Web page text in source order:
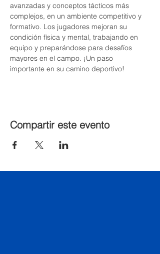
avanzadas y conceptos tácticos más
complejos, en un ambiente competitivo y
formativo. Los jugadores mejoran su
condición física y mental, trabajando en
equipo y preparándose para desafíos
mayores en el campo. ¡Un paso
importante en su camino deportivo!
Compartir este evento